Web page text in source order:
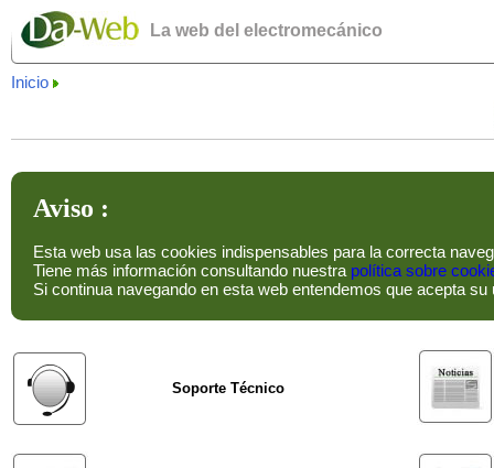
La web del electromecánico
Inicio
Aviso :
Esta web usa las cookies indispensables para la correcta
Tiene más información consultando nuestra política sobre
Si continua navegando en esta web entendemos que acepta su
Soporte Técnico